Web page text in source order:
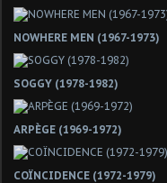
NOWHERE MEN (1967-1973)
SOGGY (1978-1982)
ARPÈGE (1969-1972)
COÏNCIDENCE (1972-1979)